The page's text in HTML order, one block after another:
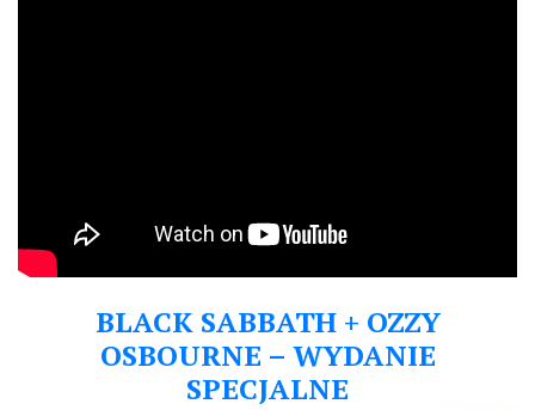
BLACK SABBATH + OZZY
OSBOURNE – WYDANIE
SPECJALNE